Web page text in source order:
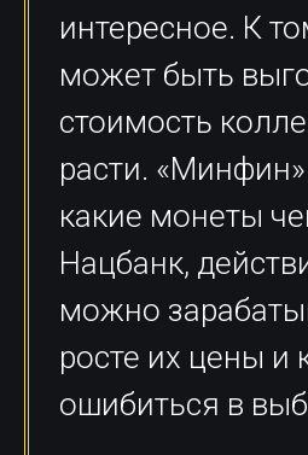
интересное. К
может быть
стоимость
расти. «Минфин»
какие монеты
Нацбанк,
можно
росте их цены и
ошибиться в